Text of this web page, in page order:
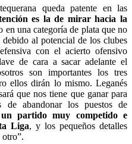
queda patente en las
es la de mirar hacia la
en una categoría de plata que no
al potencial de los clubes
con el acierto ofensivo
de cara a sacar adelante el
son importantes los tres
ellos dirán lo mismo. Leganés
que nos tiene que ganar para
de abandonar los puestos de
partido muy competido e
Liga, y los pequeños detalles